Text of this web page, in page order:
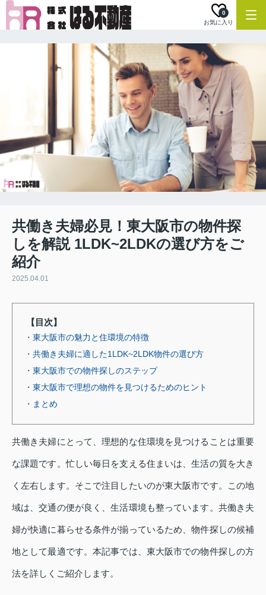
お気に入り
0
共働き夫婦必見！東大阪市の物件探
しを解説 1LDK~2LDKの選び方をご
紹介
2025.04.01
【目次】
・東大阪市の魅力と住環境の特徴
・共働き夫婦に適した1LDK~2LDK物件の選び方
・東大阪市での物件探しのステップ
・東大阪市で理想の物件を見つけるためのヒント
・まとめ
共働き夫婦にとって、理想的な住環境を見つけることは重要
な課題です。忙しい毎日を支える住まいは、生活の質を大き
く左右します。そこで注目したいのが東大阪市です。この地
域は、交通の便が良く、生活環境も整っています。共働き夫
婦が快適に暮らせる条件が揃っているため、物件探しの候補
地として最適です。本記事では、東大阪市での物件探しの方
法を詳しくご紹介します。